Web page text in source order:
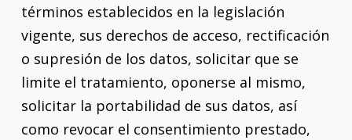
términos establecidos en la legislación
vigente, sus derechos de acceso, rectificación
o supresión de los datos, solicitar que se
limite el tratamiento, oponerse al mismo,
solicitar la portabilidad de sus datos, así
como revocar el consentimiento prestado,